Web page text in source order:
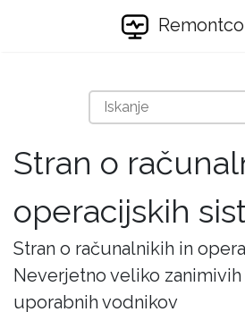
Stran o
operacijskih
Stran o računalnikih in
Neverjetno veliko zanimivih
uporabnih vodnikov